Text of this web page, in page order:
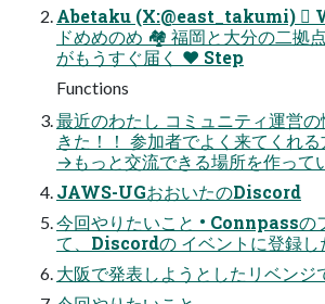
Abetaku (X:@east_takumi) 󰞵
ドめめのめ 🏘 福岡と⼤分の⼆拠
がもうすぐ届く ♥ Step
Functions
最近のわたし コミュニティ運営
きた！！ 参加者でよく来てくれる
→もっと交流できる場所を作って
JAWS-UGおおいたのDiscord
今回やりたいこと • Connpassの
て、Discordの イベントに登録し
⼤阪で発表しようとしたリベンジ